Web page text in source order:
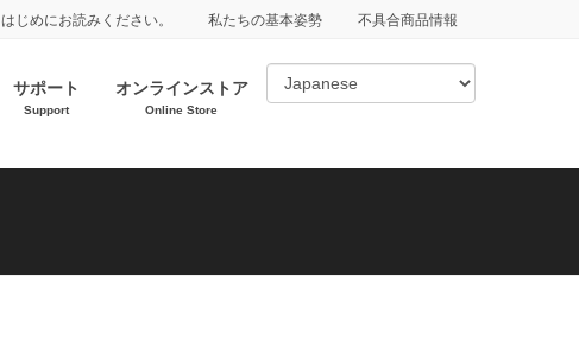
はじめにお読みください。 私たちの基本姿勢 不具合商品情報
サポート
Support
オンラインストア
Online Store